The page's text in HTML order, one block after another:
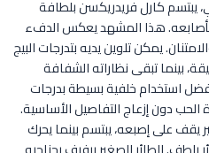
يبتسم كارل فريدريكسن بلطافة
بأصابعه. هذا المشهد يعكس الدفء
يمكن تلوين يديه بتدرجات البيج
بينما تبقى نظاراته الشفافة
استخدام خلفية بسيطة بدرجات
الحب دون إزعاج التفاصيل الأساسية.
يقف على إصبعه، يبتسم بينما يحرك